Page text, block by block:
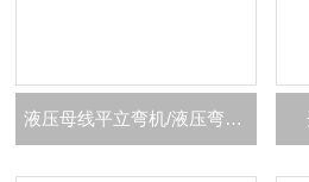
液压母线平立弯机/液压弯排机